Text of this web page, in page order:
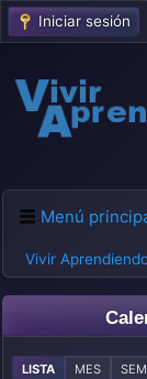
Iniciar sesión
Menú
Vivir
LISTA MES